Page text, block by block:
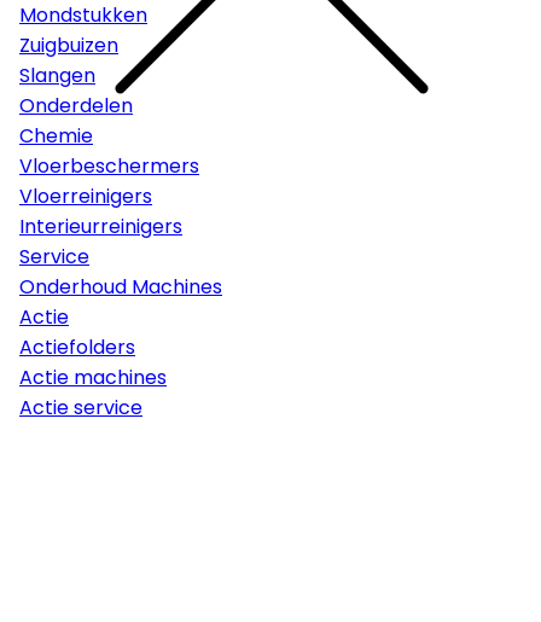
Mondstukken
Zuigbuizen
Slangen
Onderdelen
Chemie
Vloerbeschermers
Vloerreinigers
Interieurreinigers
Service
Onderhoud Machines
Actie
Actiefolders
Actie machines
Actie service